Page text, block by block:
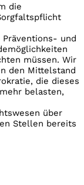
die
und
müssen. Wir
den Mittelstand
die dieses
belasten,
über
Stellen bereits